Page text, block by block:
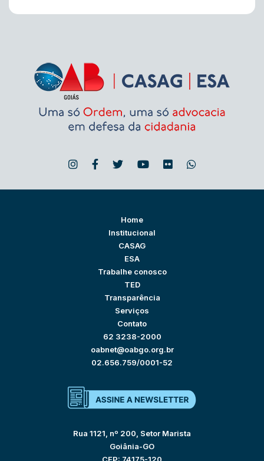
Home
Institucional
CASAG
ESA
Trabalhe conosco
TED
Transparência
Serviços
Contato
62 3238-2000
oabnet@oabgo.org.br
02.656.759/0001-52
Rua 1121, nº 200, Setor Marista
Goiânia-GO